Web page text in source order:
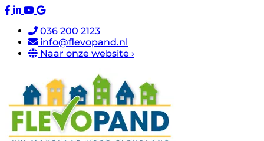
036 200 2123
info@flevopand.nl
Naar onze website ›